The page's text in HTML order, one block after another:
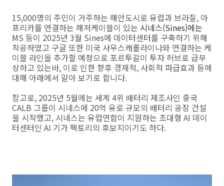
15,000명의 주민이 거주하는 해안도시로 유럽과 브라질, 아
프리카를 연결하는 해저케이블이 있는 시네스(Sines)에는
MS 등이 2025년 3월 Sines에 데이터센터를 구축하기 위해
착공하였고 구글 또한 미국 사우스캐롤라이나와 연결하는 케
이블 라인을 추가할 예정으로 포르투갈이 투자 허브로 급부
상하고 있는바, 이로 인한 향후 경제적, 사회적 파급효과 등에
대해 아래에서 알아 보기로 합니다.
참고로, 2025년 5월에는 세계 4위 배터리 제조사인 중국
CALB 그룹이 시네스에 20억 유로 규모의 배터리 공장 건설
을 시작했고, 시네스는 유럽연합이 지원하는 초대형 AI 데이
터센터인 AI 기가 팩토리의 후보지이기도 하다.